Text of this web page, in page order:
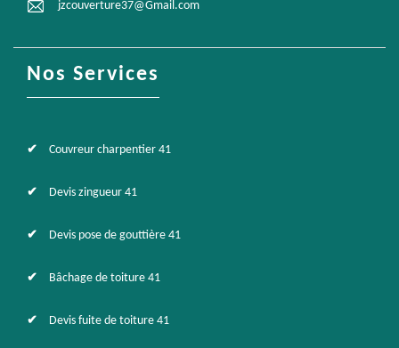
jzcouverture37@Gmail.com
Nos Services
Couvreur charpentier 41
Devis zingueur 41
Devis pose de gouttière 41
Bâchage de toiture 41
Devis fuite de toiture 41